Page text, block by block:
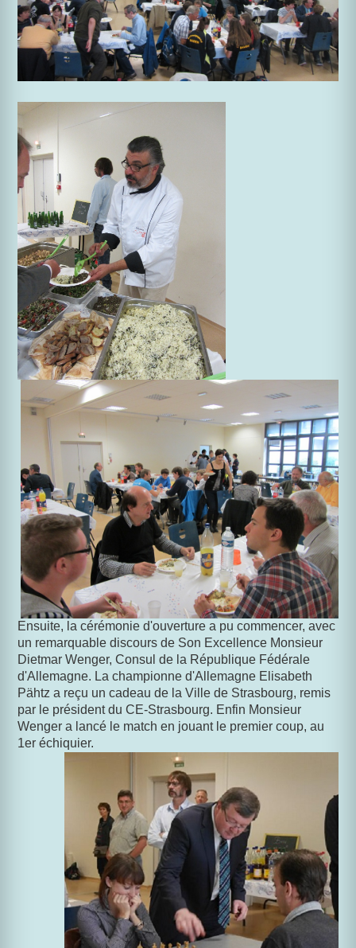
Ensuite, la cérémonie d'ouverture a pu commencer, avec
un remarquable discours de Son Excellence Monsieur
Dietmar Wenger, Consul de la République Fédérale
d'Allemagne. La championne d'Allemagne Elisabeth
Pähtz a reçu un cadeau de la Ville de Strasbourg, remis
par le président du CE-Strasbourg. Enfin Monsieur
Wenger a lancé le match en jouant le premier coup, au
1er échiquier.